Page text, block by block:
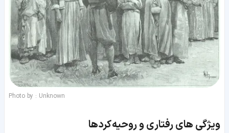
Photo by : Unknown
ویژگی های رفتاری و روحیه کردها